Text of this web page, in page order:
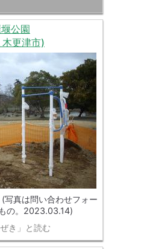
公園
更津市)
写真は問い合わせフォー
の。2023.03.14)
き」と読む